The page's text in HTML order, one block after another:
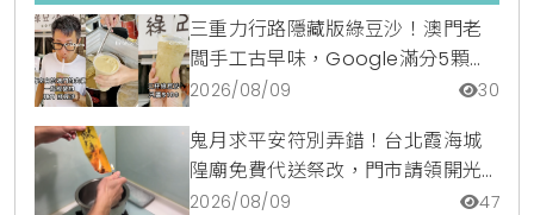
三重力行路隱藏版綠豆沙！澳門老
闆手工古早味，Google滿分5顆星
銅板美食
2026/08/09 30
鬼月求平安符別弄錯！台北霞海城
隍廟免費代送祭改，門市請領開光
符令與平安符貼紙優惠一次看
2026/08/09 47